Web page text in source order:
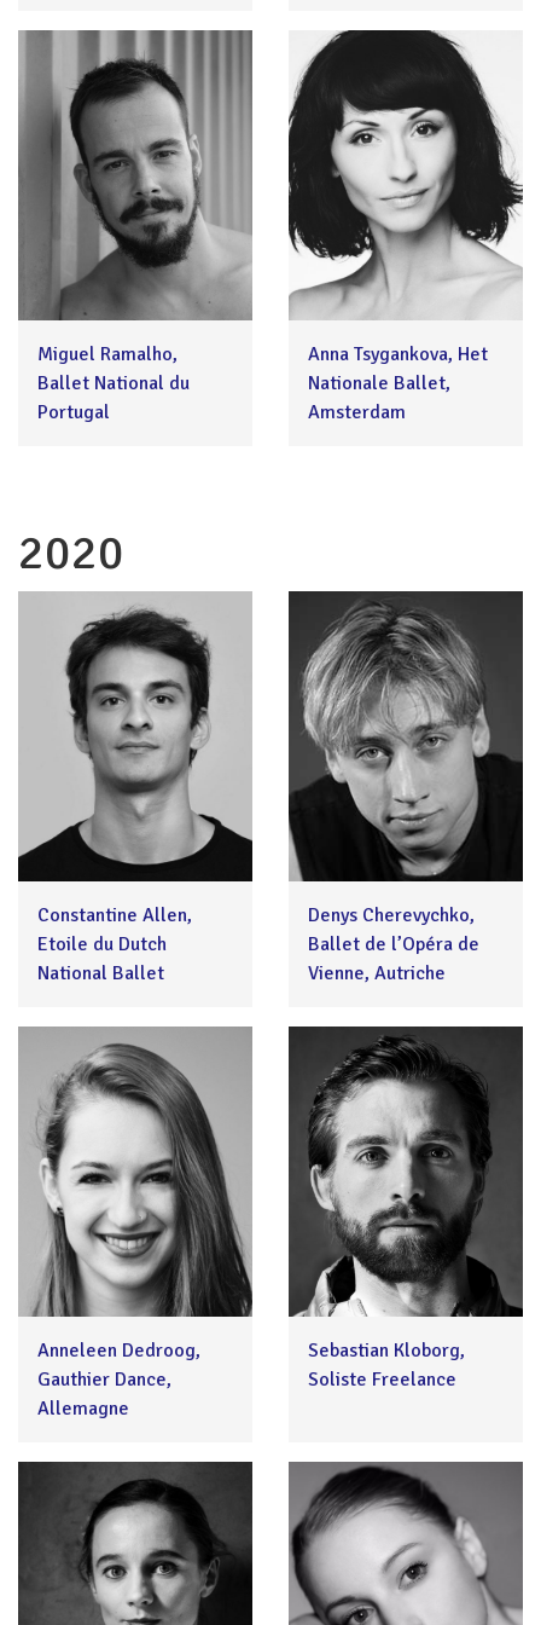
Miguel Ramalho,
Ballet National du
Portugal
Anna Tsygankova, Het
Nationale Ballet,
Amsterdam
2020
Constantine Allen,
Etoile du Dutch
National Ballet
Denys Cherevychko,
Ballet de l’Opéra de
Vienne, Autriche
Anneleen Dedroog,
Gauthier Dance,
Allemagne
Sebastian Kloborg,
Soliste Freelance